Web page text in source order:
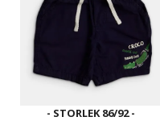
- STORLEK 86/92 -